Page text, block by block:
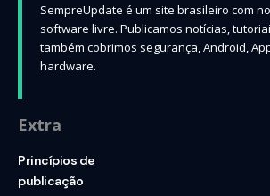
SempreUpdate é um site brasileiro com
software livre. Publicamos notícias,
também cobrimos segurança, Android,
hardware.
Extra
Princípios de
publicação